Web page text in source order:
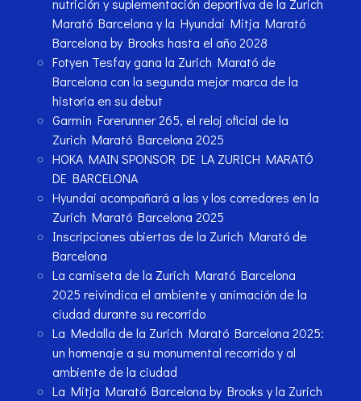
nutrición y suplementación deportiva de la Zurich
Marató Barcelona y la Hyundai Mitja Marató
Barcelona by Brooks hasta el año 2028
Fotyen Tesfay gana la Zurich Marató de
Barcelona con la segunda mejor marca de la
historia en su debut
Garmin Forerunner 265, el reloj oficial de la
Zurich Marató Barcelona 2025
HOKA MAIN SPONSOR DE LA ZURICH MARATÓ
DE BARCELONA
Hyundai acompañará a las y los corredores en la
Zurich Marató Barcelona 2025
Inscripciones abiertas de la Zurich Marató de
Barcelona
La camiseta de la Zurich Marató Barcelona
2025 reivindica el ambiente y animación de la
ciudad durante su recorrido
La Medalla de la Zurich Marató Barcelona 2025:
un homenaje a su monumental recorrido y al
ambiente de la ciudad
La Mitja Marató Barcelona by Brooks y la Zurich